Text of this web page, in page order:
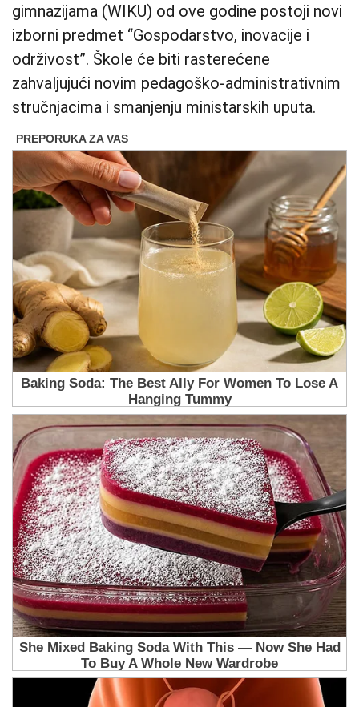
gimnazijama (WIKU) od ove godine postoji novi
izborni predmet “Gospodarstvo, inovacije i
održivost”. Škole će biti rasterećene
zahvaljujući novim pedagoško-administrativnim
stručnjacima i smanjenju ministarskih uputa.